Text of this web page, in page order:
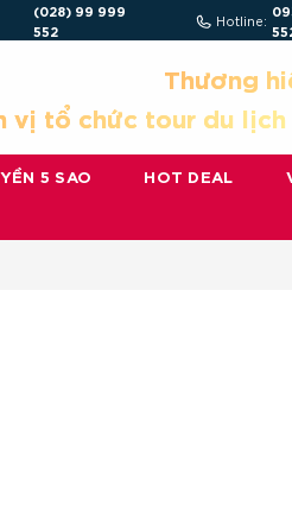
(028) 99 999
552
Hotline:
Thương
vị tổ chức tour du lịch
5 SAO HOT DEAL